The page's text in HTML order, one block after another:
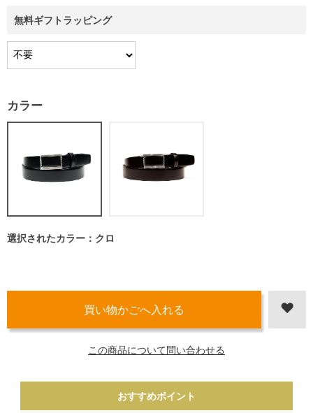
無料ギフトラッピング
カラー
選択されたカラー：クロ
この商品について問い合わせる
おすすめポイント